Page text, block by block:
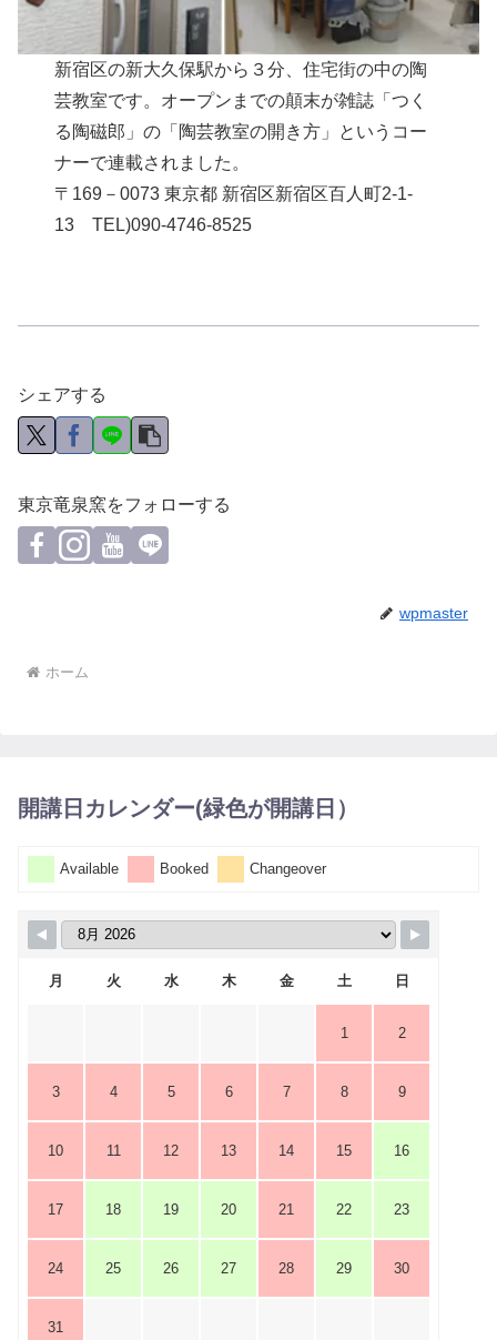
新宿区の新大久保駅から３分、住宅街の中の陶
芸教室です。オープンまでの顛末が雑誌「つく
る陶磁郎」の「陶芸教室の開き方」というコー
ナーで連載されました。
〒169－0073 東京都 新宿区新宿区百人町2-1-
13 TEL)090-4746-8525
シェアする
東京竜泉窯をフォローする
wpmaster
ホーム
開講日カレンダー(緑色が開講日）
Available Booked Changeover
月 火 水 木 金 土 日
1 2
3 4 5 6 7 8 9
10 11 12 13 14 15 16
17 18 19 20 21 22 23
24 25 26 27 28 29 30
31